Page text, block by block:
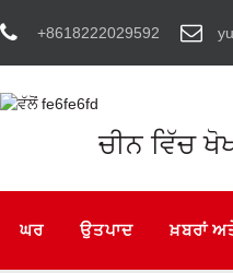
+8618222029592
ਚੀਨ ਵਿੱਚ
ਘਰ ਉਤਪਾਦ ਖ਼ਬਰਾਂ